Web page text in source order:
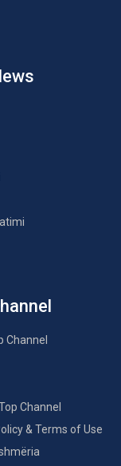
Channel
Channel
& Terms of Use